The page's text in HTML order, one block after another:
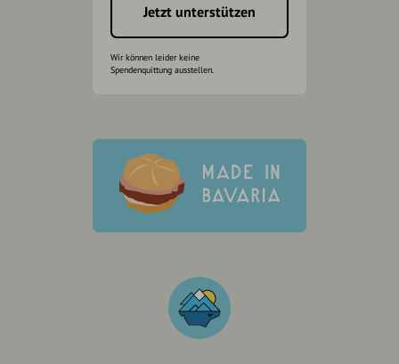
Jetzt unterstützen
Wir können leider keine
Spendenquittung ausstellen.